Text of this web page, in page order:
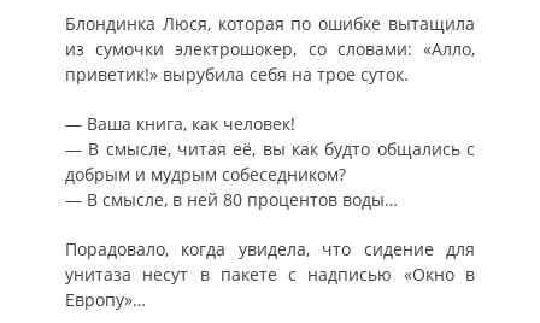
Блондинка Люся, которая по ошибке вытащила
из сумочки электрошокер, со словами: «Алло,
приветик!» вырубила себя на трое суток.
— Ваша книга, как человек!
— В смысле, читая её, вы как будто общались с
добрым и мудрым собеседником?
— В смысле, в ней 80 процентов воды…
Порадовало, когда увидела, что сидение для
унитаза несут в пакете с надписью «Окно в
Европу»…